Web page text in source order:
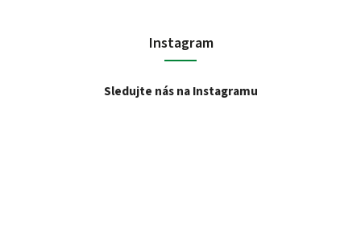
Instagram
Sledujte nás na Instagramu